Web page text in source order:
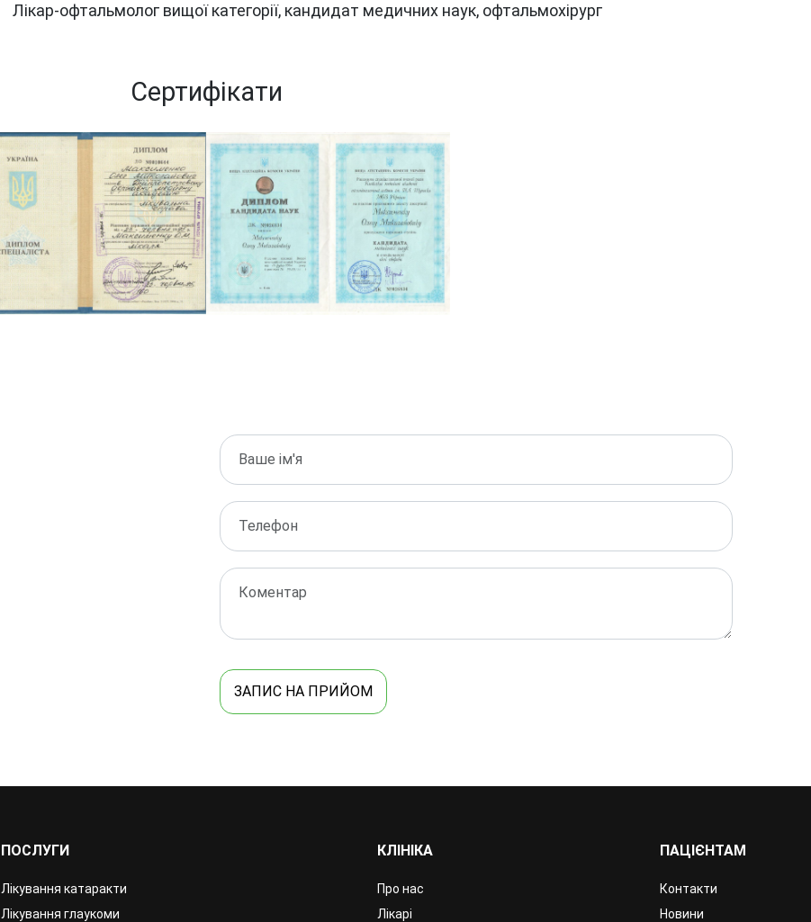
Лікар-офтальмолог вищої категорії, кандидат медичних наук, офтальмохірург
Cертифікати
ЗАПИС НА ПРИЙОМ
ПОСЛУГИ
Лікування катаракти
Лікування глаукоми
КЛІНІКА
Про нас
Лікарі
ПАЦІЄНТАМ
Контакти
Новини